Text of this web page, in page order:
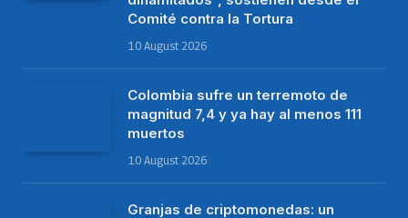
INFORMACIÓN GENERAL
La morosidad creciente en
tarjetas pone en alerta a las
acciones de los bancos
El incremento de la morosidad de las tarjetas